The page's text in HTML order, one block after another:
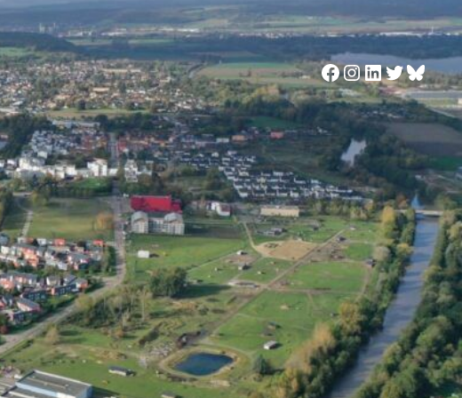
Facebook
Instagram
LinkedIn
Twitter